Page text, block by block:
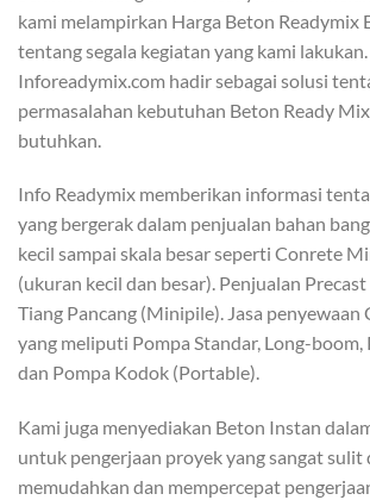
kami melampirkan Harga Beton Readymix
tentang segala kegiatan yang kami lakukan.
Inforeadymix.com hadir sebagai solusi
permasalahan kebutuhan Beton Ready
butuhkan.
Info Readymix memberikan informasi
yang bergerak dalam penjualan bahan
kecil sampai skala besar seperti Conrete
(ukuran kecil dan besar). Penjualan
Tiang Pancang (Minipile). Jasa penyewaan
yang meliputi Pompa Standar, Long-
dan Pompa Kodok (Portable).
Kami juga menyediakan Beton Instan
untuk pengerjaan proyek yang sangat
memudahkan dan mempercepat